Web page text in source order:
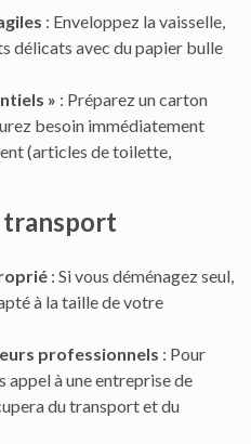
: Enveloppez la vaisselle,
délicats avec du papier bulle
» : Préparez un carton
besoin immédiatement
(articles de toilette,
transport
: Si vous déménagez seul,
à la taille de votre
professionnels : Pour
à une entreprise de
du transport et du